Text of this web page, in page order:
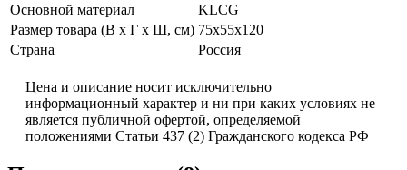
Основной материал
KLCG
Размер товара (В x Г x Ш, см) 75x55x120
Страна
Россия
Цена и описание носит исключительно
информационный характер и ни при каких условиях не
является публичной офертой, определяемой
положениями Статьи 437 (2) Гражданского кодекса РФ